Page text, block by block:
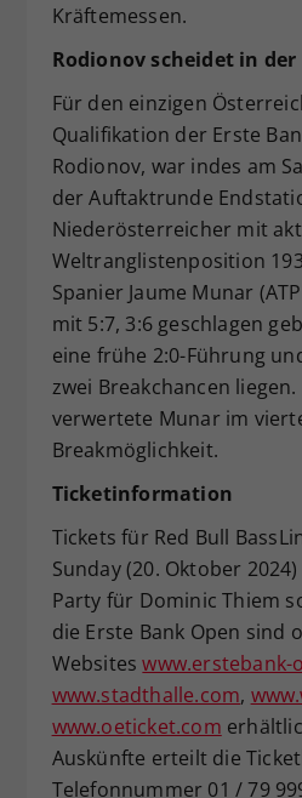
Kräftemessen.
Rodionov scheidet in
Für den einzigen
Qualifikation der Erste
Rodionov, war indes am
der Auftaktrunde
Niederösterreicher mit
Weltranglistenposition
Spanier Jaume Munar
mit 5:7, 3:6 geschlagen
eine frühe 2:0-Führung
zwei Breakchancen
verwertete Munar im
Breakmöglichkeit.
Ticketinformation
Tickets für Red Bull
Sunday (20. Oktober
Party für Dominic Thiem
die Erste Bank Open sind
Websites
www.stadthalle.com,
www.oeticket.com
Auskünfte erteilt die
Telefonnummer 01 / 79